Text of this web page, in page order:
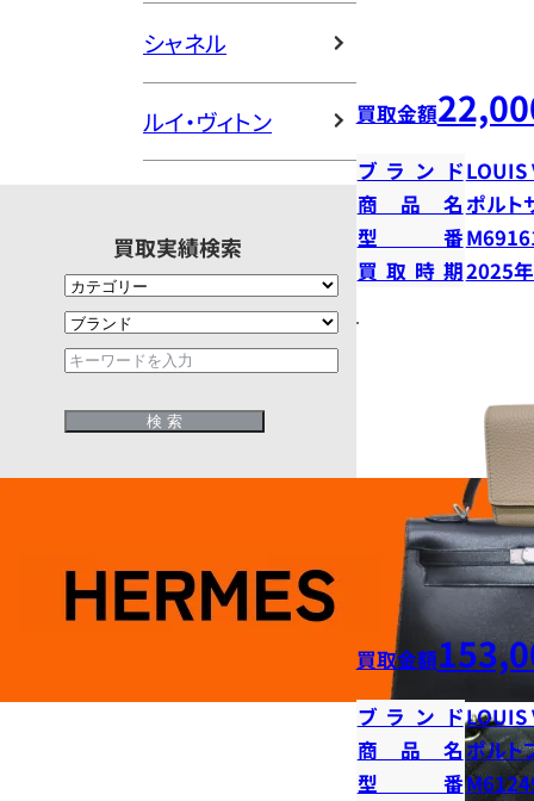
シャネル
ルイ・ヴィトン
買取実績検索
買取金額
ブランドLOUIS
商品名ポルト
型番
買取時期2025
買取金額
ブランドLOUIS
商品名ポルト
型番